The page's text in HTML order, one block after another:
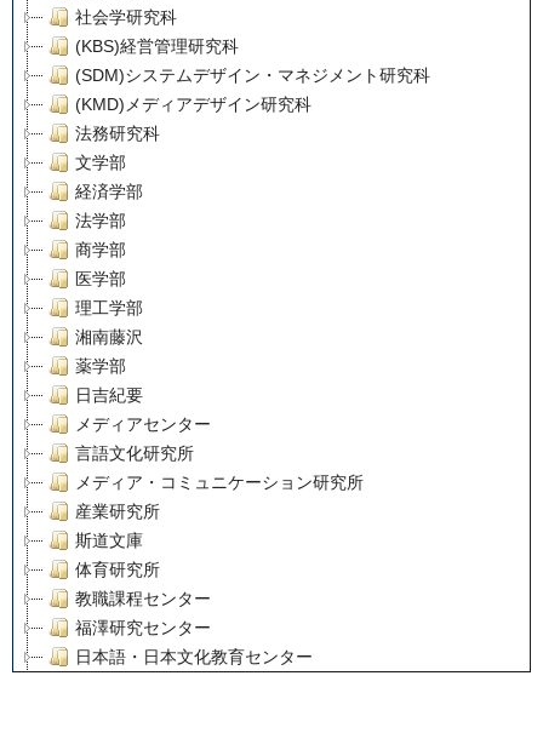
社会学研究科
(KBS)経営管理研究科
(SDM)システムデザイン・マネジメント研究科
(KMD)メディアデザイン研究科
法務研究科
文学部
経済学部
法学部
商学部
医学部
理工学部
湘南藤沢
薬学部
日吉紀要
メディアセンター
言語文化研究所
メディア・コミュニケーション研究所
産業研究所
斯道文庫
体育研究所
教職課程センター
福澤研究センター
日本語・日本文化教育センター